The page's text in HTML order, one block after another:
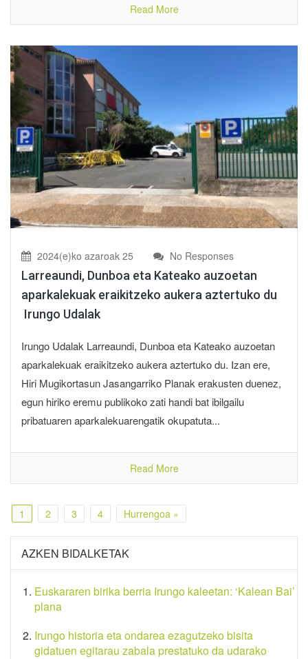
Read More
2024(e)ko azaroak 25 No Responses
Larreaundi, Dunboa eta Kateako auzoetan
aparkalekuak eraikitzeko aukera aztertuko du
Irungo Udalak
Irungo Udalak Larreaundi, Dunboa eta Kateako auzoetan
aparkalekuak eraikitzeko aukera aztertuko du. Izan ere,
Hiri Mugikortasun Jasangarriko Planak erakusten duenez,
egun hiriko eremu publikoko zati handi bat ibilgailu
pribatuaren aparkalekuarengatik okupatuta...
Read More
1 2 3 4 Hurrengoa »
AZKEN BIDALKETAK
Euskararen birika berria Irungo kaleetan: ‘Kalean Bai’
plana
Irungo historia eta ondarea ezagutzeko bisita
gidatuen egitarau zabala prestatuko da udarako